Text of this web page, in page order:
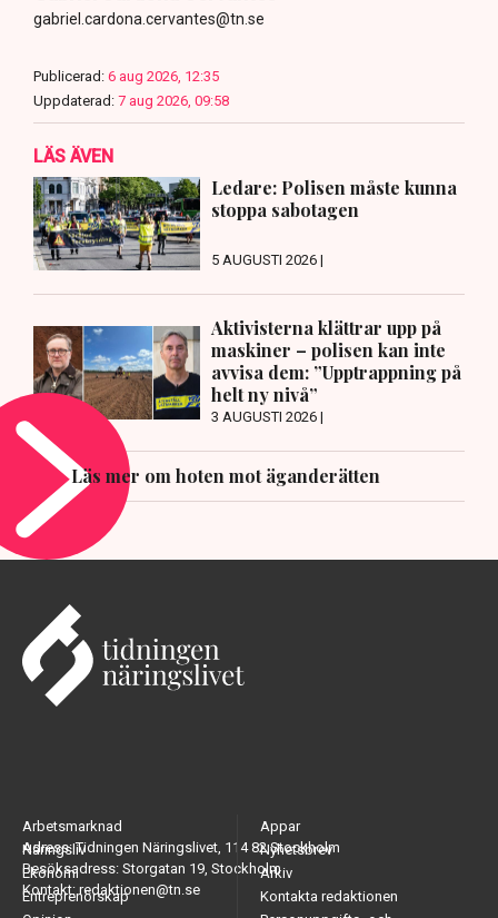
gabriel.cardona.cervantes@tn.se
Publicerad: 6 aug 2026, 12:35
Uppdaterad: 7 aug 2026, 09:58
LÄS ÄVEN
Ledare: Polisen måste kunna
stoppa sabotagen
5 AUGUSTI 2026 |
Aktivisterna klättrar upp på
maskiner – polisen kan inte
avvisa dem: ”Upptrappning på
helt ny nivå”
3 AUGUSTI 2026 |
Läs mer om hoten mot äganderätten
Adress: Tidningen Näringslivet, 114 82 Stockholm
Besöksadress: Storgatan 19, Stockholm
Kontakt: redaktionen@tn.se
Arbetsmarknad
Näringsliv
Ekonomi
Entreprenörskap
Appar
Nyhetsbrev
Arkiv
Kontakta redaktionen